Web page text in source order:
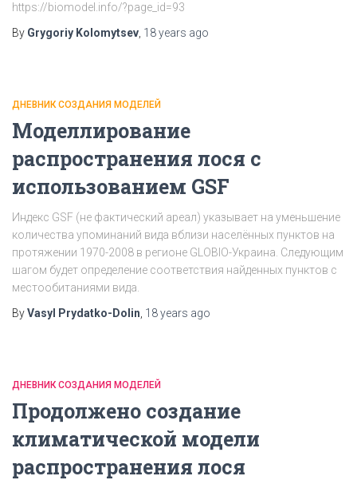
https://biomodel.info/?page_id=93
By Grygoriy Kolomytsev 18 years ago
ДНЕВНИК СОЗДАНИЯ МОДЕЛЕЙ
Моделлирование
распространения лося с
использованием GSF
Индекс GSF (не фактический ареал) указывает на уменьшение
количества упоминаний вида вблизи населённых пунктов на
протяжении 1970-2008 в регионе GLOBIO-Украина. Следующим
шагом будет определение соответствия найденных пунктов с
местообитаниями вида.
ByVasyl Prydatko-Dolin 18 years ago
ДНЕВНИК СОЗДАНИЯ МОДЕЛЕЙ
Продолжено создание
климатической модели
распространения лося